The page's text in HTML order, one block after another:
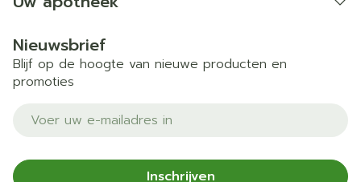
Nieuwsbrief
Blijf op de hoogte van nieuwe producten en
promoties
E-mail adres
Inschrijven